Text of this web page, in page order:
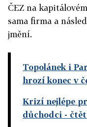
ČEZ na
sama firma a
jmění.
Topolánek i
hrozí konec v
Krizí nejlépe
důchodci -